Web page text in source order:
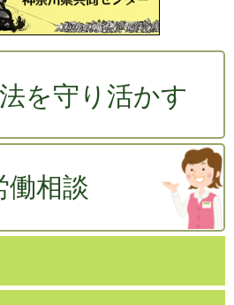
を守り活かす
働相談